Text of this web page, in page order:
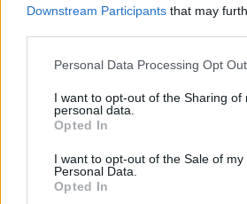
Downstream Participants that may
Personal Data Processing Opt
I want to opt-out of the Sharing of
personal data.
Opted In
I want to opt-out of the Sale of my
Personal Data.
Opted In
46
ΣΧΕΤΙΚΑ ΑΡΘΡΑ